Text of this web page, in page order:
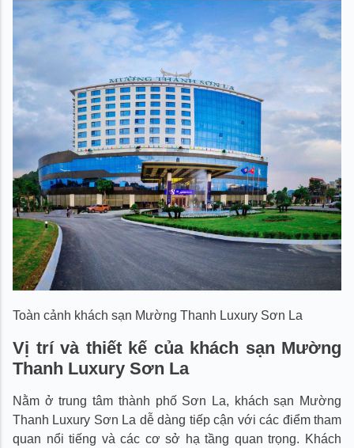
5. Tiện nghi giải trí và thư giãn
6. Các tiện nghi dịch vụ khác
6.1. Tiện nghi phòng
6.2. Tiện nghi chung
6.3. Dịch vụ và tiện ích khác:
7. Chính sách và thông tin của khách sạn
8. Các địa điểm tham quan du lịch gần khách sạn
9. Thông tin đặt phòng
Toàn cảnh khách sạn Mường Thanh Luxury Sơn La
Vị trí và thiết kế của khách sạn Mường
Thanh Luxury Sơn La
Nằm ở trung tâm thành phố Sơn La, khách sạn Mường
Thanh Luxury Sơn La dễ dàng tiếp cận với các điểm tham
quan nổi tiếng và các cơ sở hạ tầng quan trọng. Khách